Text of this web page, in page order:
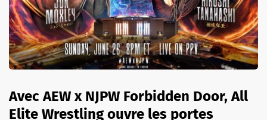
Avec AEW x NJPW Forbidden Door, All
Elite Wrestling ouvre les portes